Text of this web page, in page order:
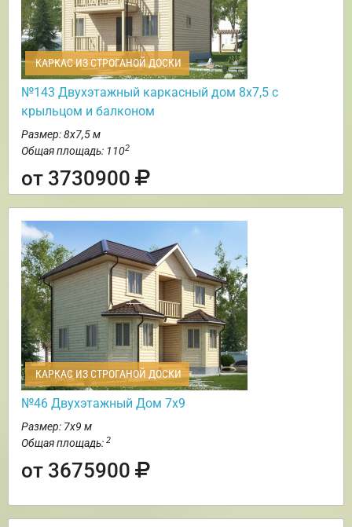
КАРКАС ИЗ СТРОГАНОЙ ДОСКИ
№143 Двухэтажный каркасный дом 8х7,5 с
крыльцом и балконом
Размер: 8х7,5 м
Общая площадь: 1102
от 3730900
КАРКАС ИЗ СТРОГАНОЙ ДОСКИ
№46 Двухэтажный Дом 7х9
Размер: 7х9 м
Общая площадь: 2
от 3675900